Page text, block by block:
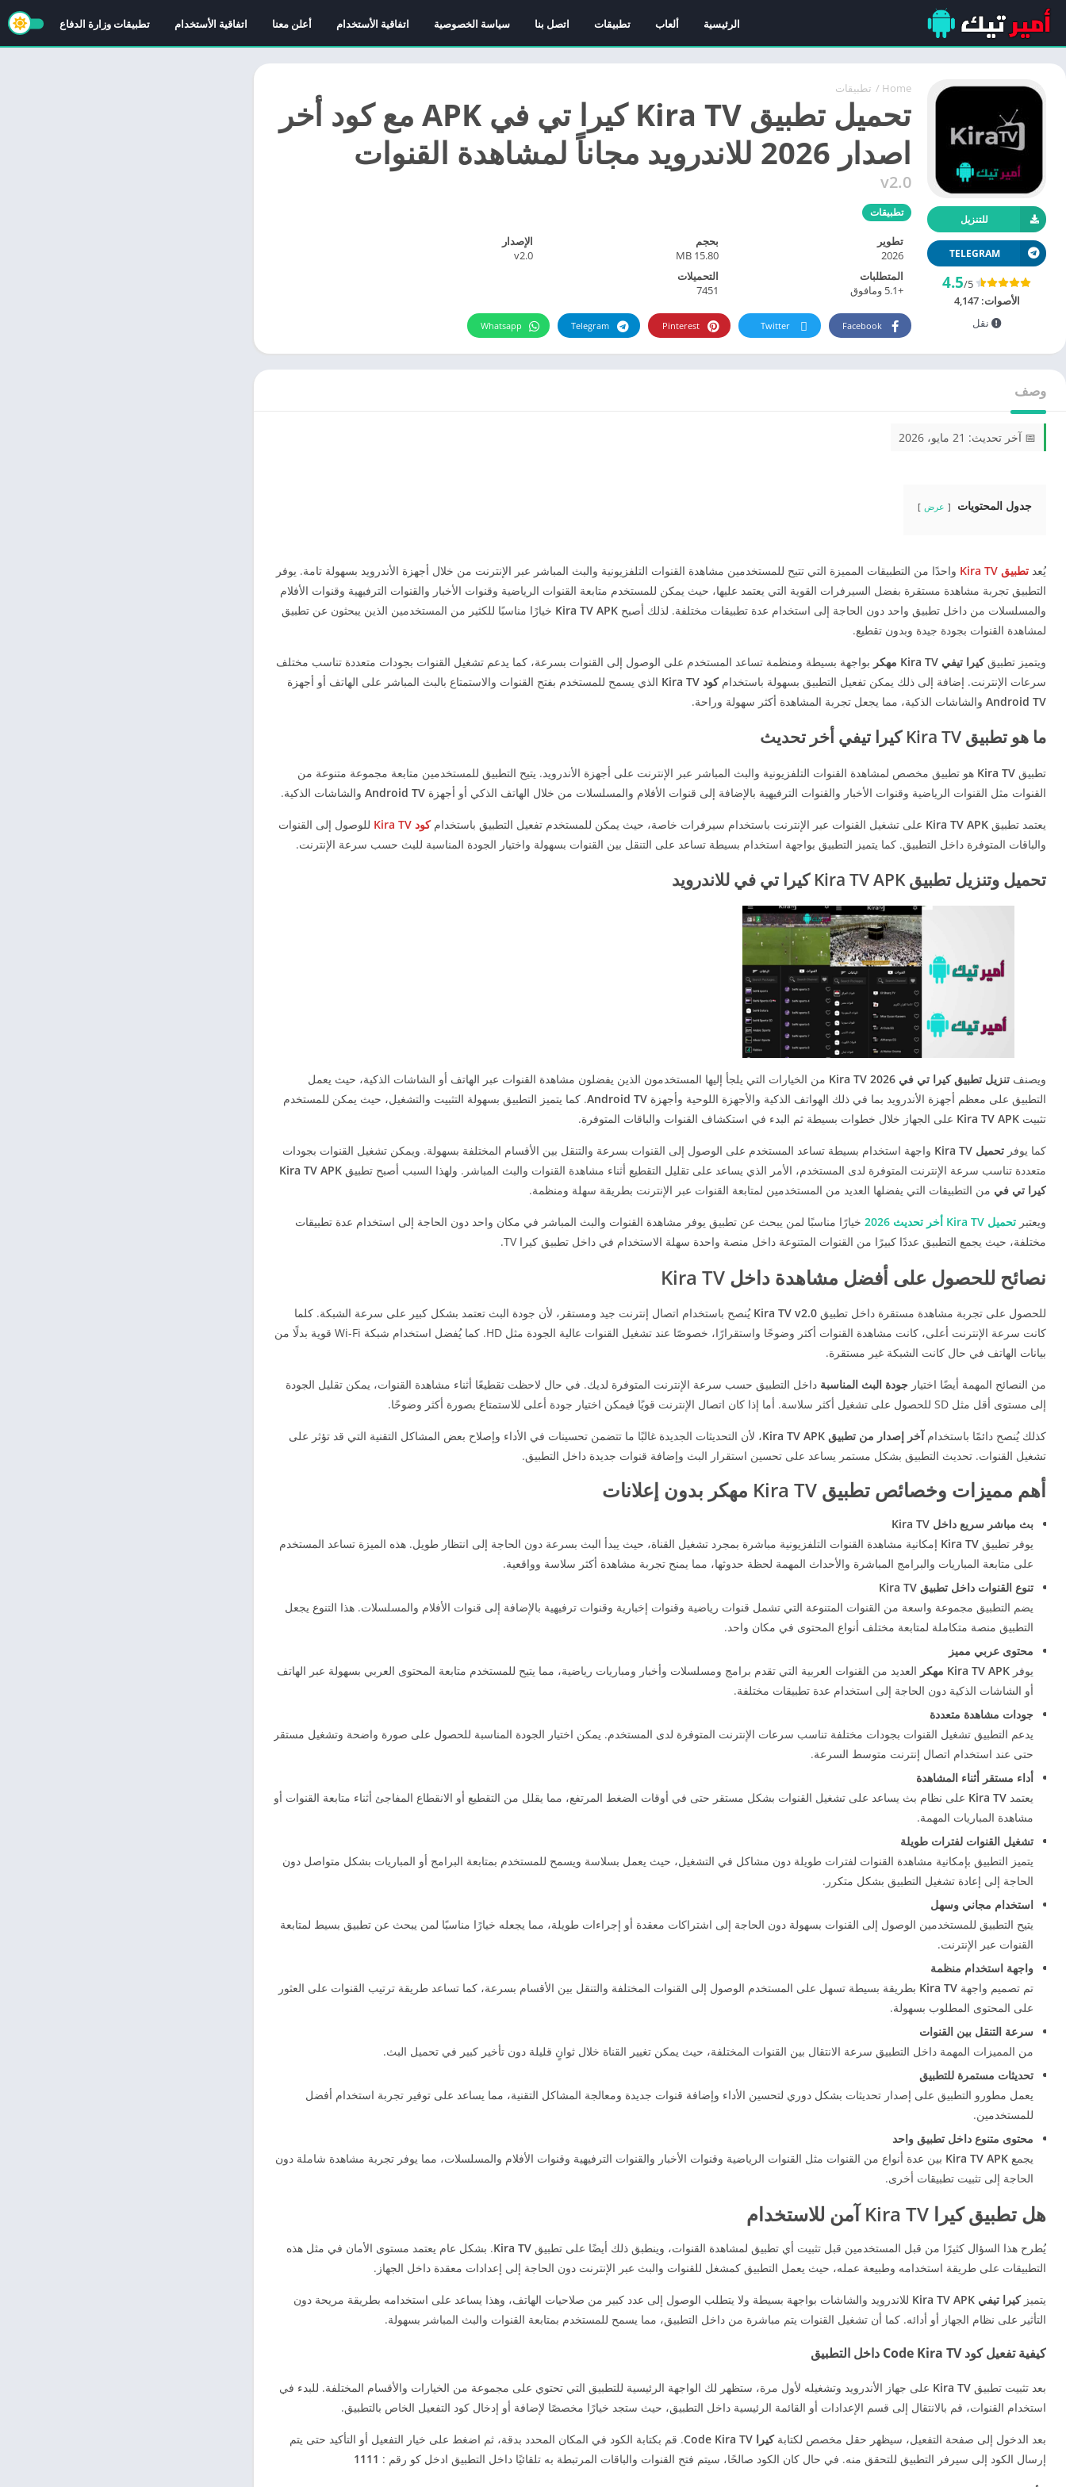
الرئيسية ألعاب تطبيقات اتصل بنا سياسة الخصوصية اتفاقية الأستخدام أعلن معنا اتفاقية الأستخدام تطبيقات وزارة الدفاع
Home
/ تطبيقات
تحميل تطبيق Kira TV كيرا تي في APK مع كود أخر
اصدار 2026 للاندرويد مجاناً لمشاهدة القنوات
v2.0
تطبيقات
للتنزيل
TELEGRAM
4.5/5
الأصوات:4,147
نقل
تطوير
2026
بحجم
15.80 MB
الإصدار
v2.0
المتطلبات
+5.1 ومافوق
التحميلات
7451
Facebook
Twitter
Pinterest
Telegram
Whatsapp
وصف
📅 آخر تحديث: 21 مايو، 2026
جدول المحتويات عرض
يُعد تطبيق Kira TV
واحدًا من التطبيقات المميزة التي تتيح للمستخدمين مشاهدة القنوات التلفزيونية والبث المباشر عبر الإنترنت من خلال أجهزة الأندرويد بسهولة تامة. يوفر
التطبيق تجربة مشاهدة مستقرة بفضل السيرفرات القوية التي يعتمد عليها، حيث يمكن للمستخدم متابعة القنوات الرياضية وقنوات الأخبار والقنوات الترفيهية وقنوات الأفلام
والمسلسلات من داخل تطبيق واحد دون الحاجة إلى استخدام عدة تطبيقات مختلفة. لذلك أصبح Kira TV APK خيارًا مناسبًا للكثير من المستخدمين الذين يبحثون عن تطبيق
لمشاهدة القنوات بجودة جيدة وبدون تقطيع.
ويتميز تطبيقكيرا تيفي Kira TV مهكر بواجهة بسيطة ومنظمة تساعد المستخدم على الوصول إلى القنوات بسرعة، كما يدعم تشغيل القنوات بجودات متعددة تناسب مختلف
سرعات الإنترنت. إضافة إلى ذلك يمكن تفعيل التطبيق بسهولة باستخدامكود Kira TV
الذي يسمح للمستخدم بفتح القنوات والاستمتاع بالبث المباشر على الهاتف أو أجهزة
Android TV والشاشات الذكية، مما يجعل تجربة المشاهدة أكثر سهولة وراحة.
ما هو تطبيق Kira TV كيرا تيفي أخر تحديث
تطبيق Kira TV هو تطبيق مخصص لمشاهدة القنوات التلفزيونية والبث المباشر عبر الإنترنت على أجهزة الأندرويد. يتيح التطبيق للمستخدمين متابعة مجموعة متنوعة من
القنوات مثل القنوات الرياضية وقنوات الأخبار والقنوات الترفيهية بالإضافة إلى قنوات الأفلام والمسلسلات من خلال الهاتف الذكي أو أجهزة Android TV والشاشات الذكية.
يعتمد تطبيق Kira TV APK على تشغيل القنوات عبر الإنترنت باستخدام سيرفرات خاصة، حيث يمكن للمستخدم تفعيل التطبيق باستخدامكود Kira TV
للوصول إلى القنوات
والباقات المتوفرة داخل التطبيق. كما يتميز التطبيق بواجهة استخدام بسيطة تساعد على التنقل بين القنوات بسهولة واختيار الجودة المناسبة للبث حسب سرعة الإنترنت.
تحميل وتنزيل تطبيق Kira TV APK كيرا تي في للاندرويد
ويصنف تنزيل تطبيق كيرا تي في Kira TV 2026
من الخيارات التي يلجأ إليها المستخدمون الذين يفضلون مشاهدة القنوات عبر الهاتف أو الشاشات الذكية، حيث يعمل
التطبيق على معظم أجهزة الأندرويد بما في ذلك الهواتف الذكية والأجهزة اللوحية وأجهزة Android TV. كما يتميز التطبيق بسهولة التثبيت والتشغيل، حيث يمكن للمستخدم
تثبيت Kira TV APK على الجهاز خلال خطوات بسيطة ثم البدء في استكشاف القنوات والباقات المتوفرة.
كما يوفر تحميل Kira TV
واجهة استخدام بسيطة تساعد المستخدم على الوصول إلى القنوات بسرعة والتنقل بين الأقسام المختلفة بسهولة. ويمكن تشغيل القنوات بجودات
متعددة تناسب سرعة الإنترنت المتوفرة لدى المستخدم، الأمر الذي يساعد على تقليل التقطيع أثناء مشاهدة القنوات والبث المباشر. ولهذا السبب أصبح تطبيق Kira TV APK
كيرا تي في من التطبيقات التي يفضلها العديد من المستخدمين لمتابعة القنوات عبر الإنترنت بطريقة سهلة ومنظمة.
ويعتبر تحميل Kira TV أخر تحديث 2026
خيارًا مناسبًا لمن يبحث عن تطبيق يوفر مشاهدة القنوات والبث المباشر في مكان واحد دون الحاجة إلى استخدام عدة تطبيقات
مختلفة، حيث يجمع التطبيق عددًا كبيرًا من القنوات المتنوعة داخل منصة واحدة سهلة الاستخدام في داخل تطبيق كيرا TV.
نصائح للحصول على أفضل مشاهدة داخل Kira TV
للحصول على تجربة مشاهدة مستقرة داخل تطبيق Kira TV v2.0
يُنصح باستخدام اتصال إنترنت جيد ومستقر، لأن جودة البث تعتمد بشكل كبير على سرعة الشبكة. كلما
كانت سرعة الإنترنت أعلى، كانت مشاهدة القنوات أكثر وضوحًا واستقرارًا، خصوصًا عند تشغيل القنوات عالية الجودة مثل HD. كما يُفضل استخدام شبكة Wi-Fi قوية بدلًا من
بيانات الهاتف في حال كانت الشبكة غير مستقرة.
من النصائح المهمة أيضًا اختيار جودة البث المناسبة داخل التطبيق حسب سرعة الإنترنت المتوفرة لديك. في حال لاحظت تقطيعًا أثناء مشاهدة القنوات، يمكن تقليل الجودة
إلى مستوى أقل مثل SD للحصول على تشغيل أكثر سلاسة. أما إذا كان اتصال الإنترنت قويًا فيمكن اختيار جودة أعلى للاستمتاع بصورة أكثر وضوحًا.
كذلك يُنصح دائمًا باستخدام آخر إصدار من تطبيق Kira TV APK
، لأن التحديثات الجديدة غالبًا ما تتضمن تحسينات في الأداء وإصلاح بعض المشاكل التقنية التي قد تؤثر على
تشغيل القنوات. تحديث التطبيق بشكل مستمر يساعد على تحسين استقرار البث وإضافة قنوات جديدة داخل التطبيق.
أهم مميزات وخصائص تطبيق Kira TV مهكر بدون إعلانات
بث مباشر سريع داخل Kira TV
يوفر تطبيق Kira TV إمكانية مشاهدة القنوات التلفزيونية مباشرة بمجرد تشغيل القناة، حيث يبدأ البث بسرعة دون الحاجة إلى انتظار طويل. هذه الميزة تساعد المستخدم
على متابعة المباريات والبرامج المباشرة والأحداث المهمة لحظة حدوثها، مما يمنح تجربة مشاهدة أكثر سلاسة وواقعية.
تنوع القنوات داخل تطبيق Kira TV
يضم التطبيق مجموعة واسعة من القنوات المتنوعة التي تشمل قنوات رياضية وقنوات إخبارية وقنوات ترفيهية بالإضافة إلى قنوات الأفلام والمسلسلات. هذا التنوع يجعل
التطبيق منصة متكاملة لمتابعة مختلف أنواع المحتوى في مكان واحد.
محتوى عربي مميز
يوفر Kira TV APK مهكر العديد من القنوات العربية التي تقدم برامج ومسلسلات وأخبار ومباريات رياضية، مما يتيح للمستخدم متابعة المحتوى العربي بسهولة عبر الهاتف
أو الشاشات الذكية دون الحاجة إلى استخدام عدة تطبيقات مختلفة.
جودات مشاهدة متعددة
يدعم التطبيق تشغيل القنوات بجودات مختلفة تناسب سرعات الإنترنت المتوفرة لدى المستخدم. يمكن اختيار الجودة المناسبة للحصول على صورة واضحة وتشغيل مستقر
حتى عند استخدام اتصال إنترنت متوسط السرعة.
أداء مستقر أثناء المشاهدة
يعتمد Kira TV على نظام بث يساعد على تشغيل القنوات بشكل مستقر حتى في أوقات الضغط المرتفع، مما يقلل من التقطيع أو الانقطاع المفاجئ أثناء متابعة القنوات أو
مشاهدة المباريات المهمة.
تشغيل القنوات لفترات طويلة
يتميز التطبيق بإمكانية مشاهدة القنوات لفترات طويلة دون مشاكل في التشغيل، حيث يعمل بسلاسة ويسمح للمستخدم بمتابعة البرامج أو المباريات بشكل متواصل دون
الحاجة إلى إعادة تشغيل التطبيق بشكل متكرر.
استخدام مجاني وسهل
يتيح التطبيق للمستخدمين الوصول إلى القنوات بسهولة دون الحاجة إلى اشتراكات معقدة أو إجراءات طويلة، مما يجعله خيارًا مناسبًا لمن يبحث عن تطبيق بسيط لمتابعة
القنوات عبر الإنترنت.
واجهة استخدام منظمة
تم تصميم واجهة Kira TV بطريقة بسيطة تسهل على المستخدم الوصول إلى القنوات المختلفة والتنقل بين الأقسام بسرعة، كما تساعد طريقة ترتيب القنوات على العثور
على المحتوى المطلوب بسهولة.
سرعة التنقل بين القنوات
من المميزات المهمة داخل التطبيق سرعة الانتقال بين القنوات المختلفة، حيث يمكن تغيير القناة خلال ثوانٍ قليلة دون تأخير كبير في تحميل البث.
تحديثات مستمرة للتطبيق
يعمل مطورو التطبيق على إصدار تحديثات بشكل دوري لتحسين الأداء وإضافة قنوات جديدة ومعالجة المشاكل التقنية، مما يساعد على توفير تجربة استخدام أفضل
للمستخدمين.
محتوى متنوع داخل تطبيق واحد
يجمع Kira TV APK بين عدة أنواع من القنوات مثل القنوات الرياضية وقنوات الأخبار والقنوات الترفيهية وقنوات الأفلام والمسلسلات، مما يوفر تجربة مشاهدة شاملة دون
الحاجة إلى تثبيت تطبيقات أخرى.
هل تطبيق كيرا Kira TV آمن للاستخدام
يُطرح هذا السؤال كثيرًا من قبل المستخدمين قبل تثبيت أي تطبيق لمشاهدة القنوات، وينطبق ذلك أيضًا على تطبيق Kira TV. بشكل عام يعتمد مستوى الأمان في مثل هذه
التطبيقات على طريقة استخدامه وطبيعة عمله، حيث يعمل التطبيق كمشغل للقنوات والبث عبر الإنترنت دون الحاجة إلى إعدادات معقدة داخل الجهاز.
يتميزكيرا تيفي Kira TV APK للاندرويد والشاشات بواجهة بسيطة ولا يتطلب الوصول إلى عدد كبير من صلاحيات الهاتف، وهذا يساعد على استخدامه بطريقة مريحة دون
التأثير على نظام الجهاز أو أدائه. كما أن تشغيل القنوات يتم مباشرة من داخل التطبيق، مما يسمح للمستخدم بمتابعة القنوات والبث المباشر بسهولة.
كيفية تفعيل كود Code Kira TV داخل التطبيق
بعد تثبيت تطبيق Kira TV على جهاز الأندرويد وتشغيله لأول مرة، ستظهر لك الواجهة الرئيسية للتطبيق التي تحتوي على مجموعة من الخيارات والأقسام المختلفة. للبدء في
استخدام القنوات، قم بالانتقال إلى قسم الإعدادات أو القائمة الرئيسية داخل التطبيق، حيث ستجد خيارًا مخصصًا لإضافة أو إدخال كود التفعيل الخاص بالتطبيق.
بعد الدخول إلى صفحة التفعيل، سيظهر حقل مخصص لكتابةكيرا Code Kira TV. قم بكتابة الكود في المكان المحدد بدقة، ثم اضغط على خيار التفعيل أو التأكيد حتى يتم
إرسال الكود إلى سيرفر التطبيق للتحقق منه. في حال كان الكود صالحًا، سيتم فتح القنوات والباقات المرتبطة به تلقائيًا داخل التطبيق ادخل كو رقم : 1111